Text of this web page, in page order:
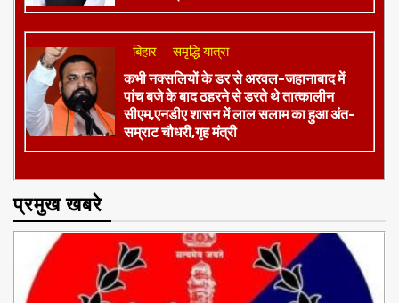
बिहार समृद्धि यात्रा
कभी नक्सलियों के डर से अरवल-जहानाबाद में
पांच बजे के बाद ठहरने से डरते थे तात्कालीन
सीएम,एनडीए शासन में लाल सलाम का हुआ अंत-
सम्राट चौधरी,गृह मंत्री
प्रमुख खबरे